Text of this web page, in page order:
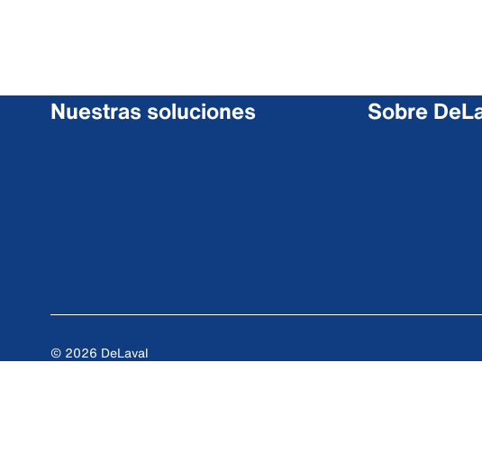
Nuestras soluciones Sobre
© 2026 DeLaval